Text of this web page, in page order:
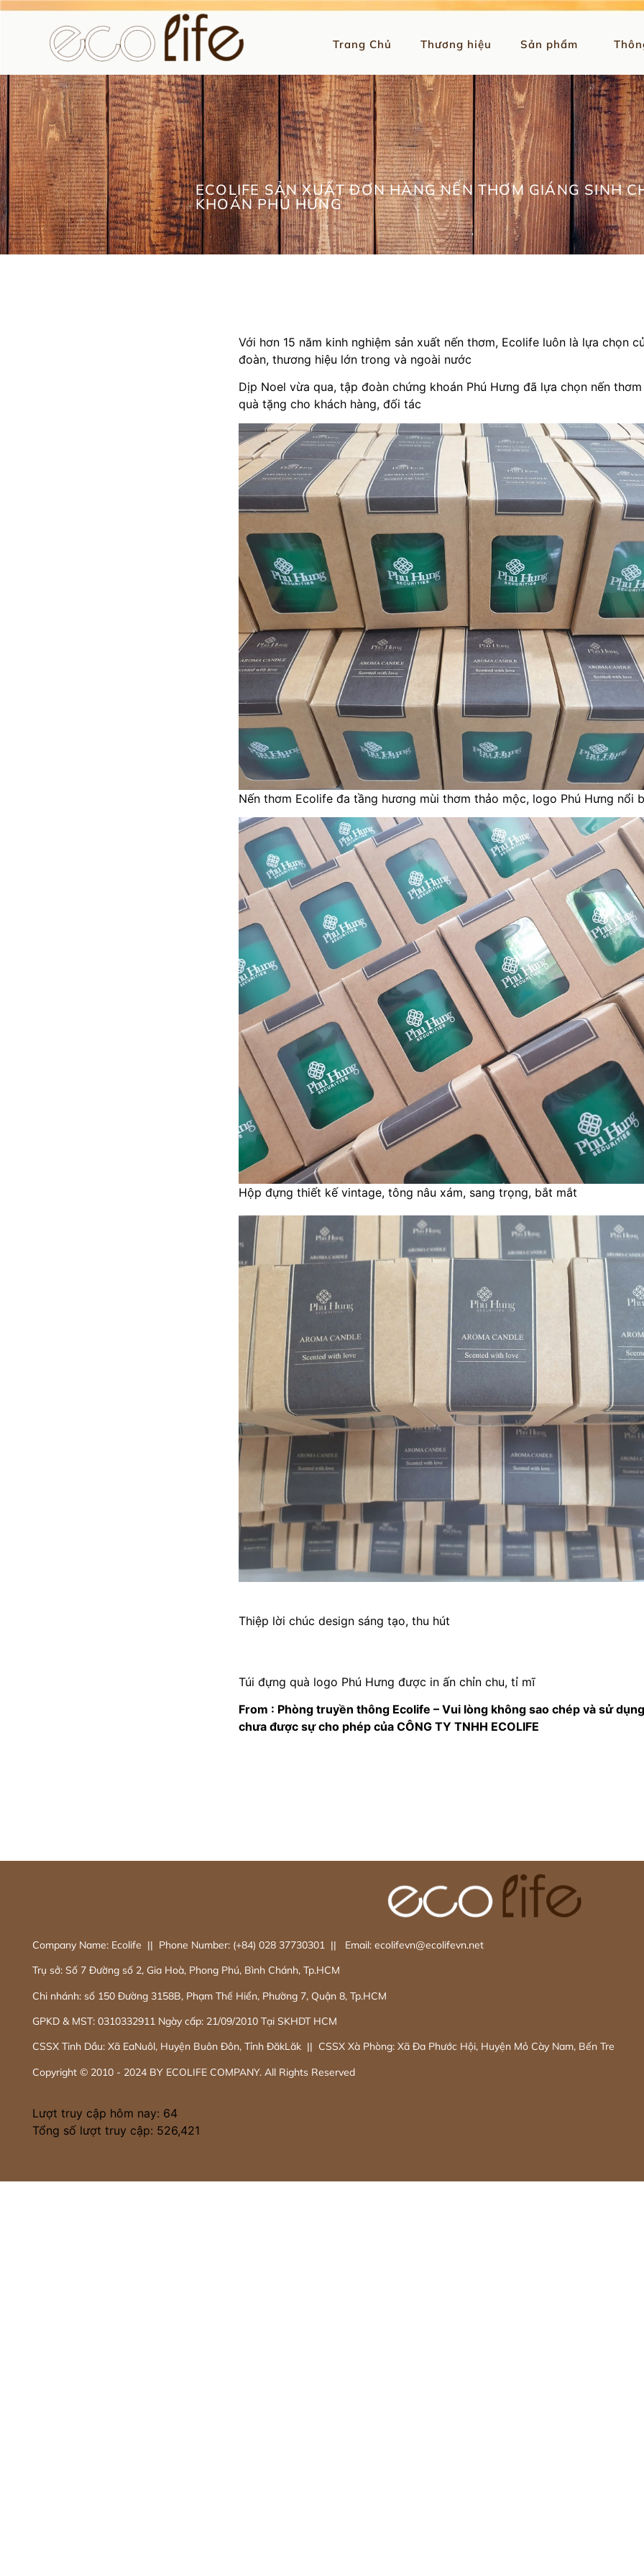
Trang Chủ Thương hiệu Sản phẩm
ECOLIFE SẢN XUẤT ĐƠN HÀNG NẾN THƠM GIÁNG SINH
KHOÁN PHÚ HƯNG
Với hơn 15 năm kinh nghiệm sản xuất nến thơm, Ecolife luôn là lựa chọn
đoàn, thương hiệu lớn trong và ngoài nước
Dịp Noel vừa qua, tập đoàn chứng khoán Phú Hưng đã lựa chọn nến
quà tặng cho khách hàng, đối tác
Nến thơm Ecolife đa tầng hương mùi thơm thảo mộc, logo Phú Hưng nổi
Hộp đựng thiết kế vintage, tông nâu xám, sang trọng, bắt mắt
Thiệp lời chúc design sáng tạo, thu hút
Túi đựng quà logo Phú Hưng được in ấn chỉn chu, tỉ mĩ
From : Phòng truyền thông Ecolife – Vui lòng không sao chép và sử
chưa được sự cho phép của CÔNG TY TNHH ECOLIFE
Company Name: Ecolife || Phone Number: (+84) 028 37730301 || Email: ecolifevn@ecolifevn.net
Trụ sở: Số 7 Đường số 2, Gia Hoà, Phong Phú, Bình Chánh, Tp.HCM
Chi nhánh: số 150 Đường 3158B, Phạm Thế Hiển, Phường 7, Quận 8, Tp.HCM
GPKD & MST: 0310332911 Ngày cấp: 21/09/2010 Tại SKHDT HCM
CSSX Tinh Dầu: Xã EaNuôl, Huyện Buôn Đôn, Tỉnh ĐăkLăk || CSSX Xà Phòng: Xã Đa Phước Hội, Huyện Mỏ Cày Nam, Bến Tre
Copyright © 2010 - 2024 BY ECOLIFE COMPANY. All Rights Reserved
Lượt truy cập hôm nay: 64
Tổng số lượt truy cập: 526,421